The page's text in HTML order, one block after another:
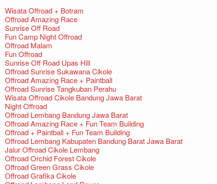
Wisata Offroad + Botram
Offroad Amazing Race
Sunrise Off Road
Fun Camp Night Offroad
Offroad Malam
Fun Offroad
Sunrise Off Road Upas Hill
Offroad Sunrise Sukawana Cikole
Offroad Amazing Race + Paintball
Offroad Sunrise Tangkuban Perahu
Wisata Offroad Cikole Bandung Jawa Barat
Night Offroad
Offroad Lembang Bandung Jawa Barat
Offroad Amazing Race + Fun Team Building
Offroad + Paintball + Fun Team Building
Offroad Lembang Kabupaten Bandung Barat Jawa Barat
Jalur Offroad Cikole Lembang
Offroad Orchid Forest Cikole
Offroad Green Grass Cikole
Offroad Grafika Cikole